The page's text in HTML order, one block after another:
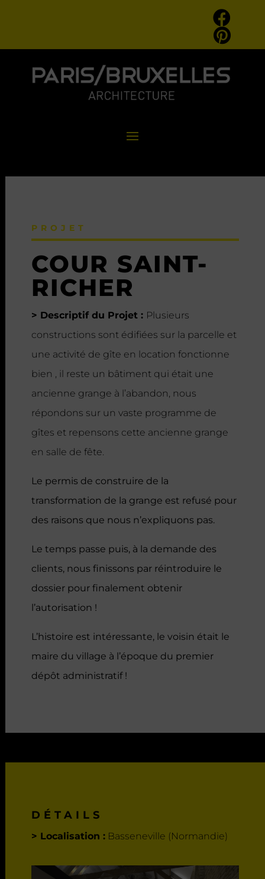
PROJET
COUR SAINT-
RICHER
> Descriptif du Projet : Plusieurs
constructions sont édifiées sur la parcelle et
une activité de gîte en location fonctionne
bien , il reste un bâtiment qui était une
ancienne grange à l’abandon, nous
répondons sur un vaste programme de
gîtes et repensons cette ancienne grange
en salle de fête.
Le permis de construire de la
transformation de la grange est refusé pour
des raisons que nous n’expliquons pas.
Le temps passe puis, à la demande des
clients, nous finissons par réintroduire le
dossier pour finalement obtenir
l’autorisation !
L’histoire est intéressante, le voisin était le
maire du village à l’époque du premier
dépôt administratif !
DÉTAILS
> Localisation :Basseneville (Normandie)